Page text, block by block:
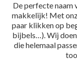
De perfecte naam
makkelijk! Met
paar klikken op
bijbels…). Wij
die helemaal